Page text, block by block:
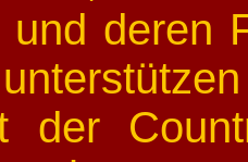
und deren
der